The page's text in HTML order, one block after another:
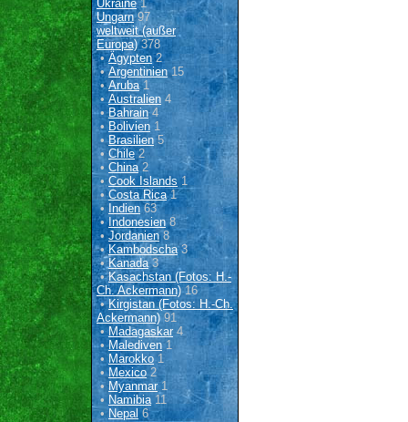
Ukraine1
Ungarn97
weltweit (außer
Europa)378
•Ägypten2
•Argentinien15
•Aruba1
•Australien 4
•Bahrain4
• Bolivien 1
•Brasilien 5
•Chile2
• China2
• Cook Islands 1
•Costa Rica1
• Indien63
•Indonesien 8
•Jordanien8
•Kambodscha3
•Kanada3
•Kasachstan (Fotos: H.-
Ch. Ackermann)16
•Kirgistan (Fotos: H.-Ch.
Ackermann) 91
•Madagaskar 4
•Malediven 1
• Marokko 1
•Mexico2
•Myanmar 1
• Namibia11
• Nepal 6